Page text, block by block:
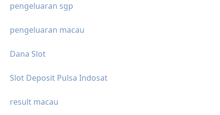
pengeluaran sgp
pengeluaran macau
Dana Slot
Slot Deposit Pulsa Indosat
result macau